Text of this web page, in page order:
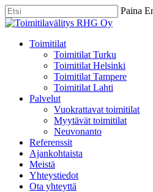
Skip
to
content
Paina
Close
Menu
Toimitilat
Toimitilat Turku
Toimitilat Helsinki
Toimitilat Tampere
Toimitilat Lahti
Palvelut
Vuokrattavat toimitilat
Myytävät toimitilat
Neuvonanto
Referenssit
Ajankohtaista
Meistä
Yhteystiedot
Ota yhteyttä